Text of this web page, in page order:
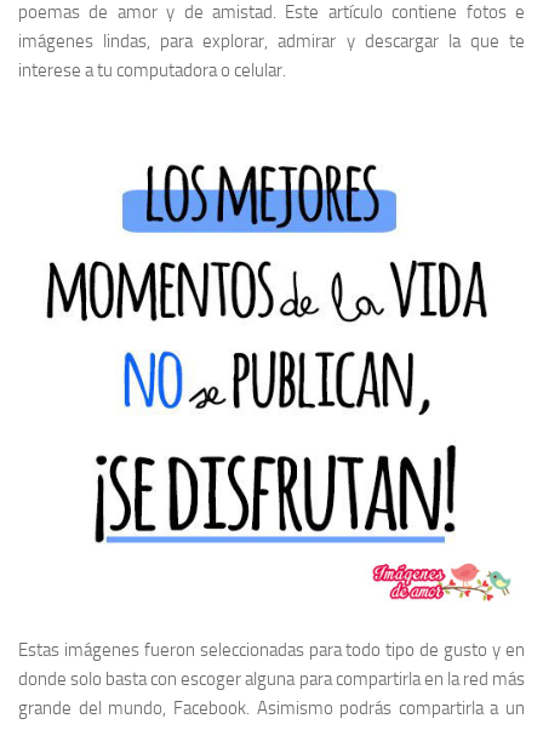
poemas de amor y de amistad. Este artículo contiene fotos e
imágenes lindas, para explorar, admirar y descargar la que te
interese a tu computadora o celular.
Estas imágenes fueron seleccionadas para todo tipo de gusto y en
donde solo basta con escoger alguna para compartirla en la red más
grande del mundo, Facebook. Asimismo podrás compartirla a un